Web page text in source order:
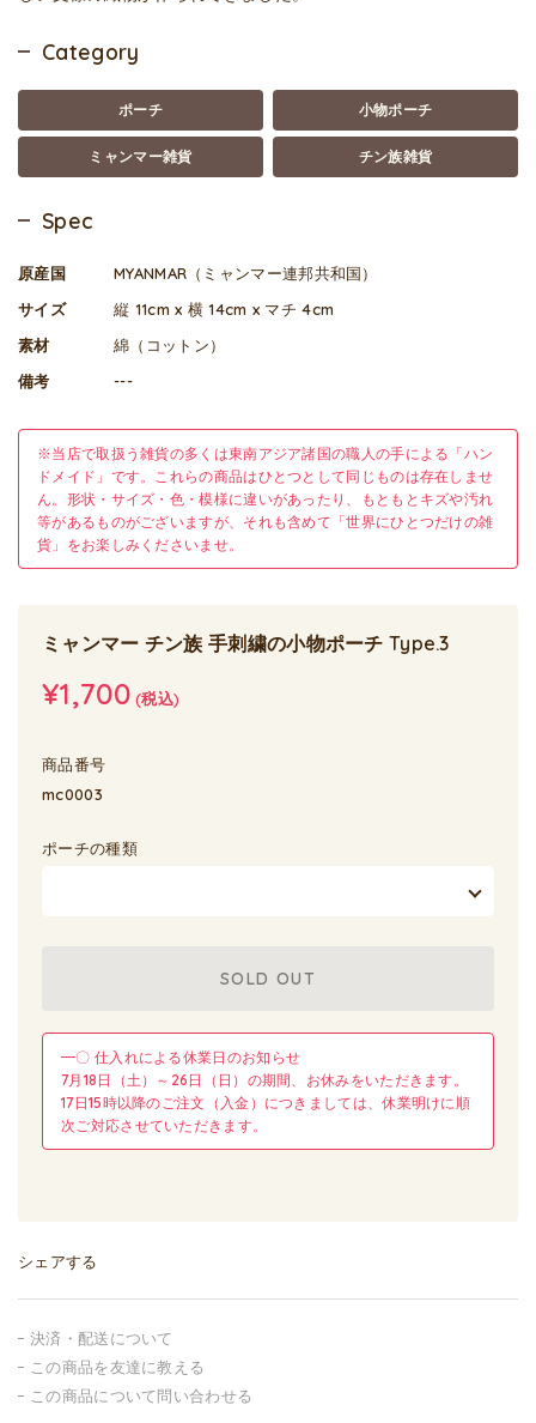
Category
ポーチ 小物ポーチ
ミャンマー雑貨 チン族雑貨
Spec
原産国
MYANMAR（ミャンマー連邦共和国）
サイズ
縦 11cm x 横 14cm x マチ 4cm
素材
綿（コットン）
備考
---
※当店で取扱う雑貨の多くは東南アジア諸国の職人の手による「ハン
ドメイド」です。これらの商品はひとつとして同じものは存在しませ
ん。形状・サイズ・色・模様に違いがあったり、もともとキズや汚れ
等があるものがございますが、それも含めて「世界にひとつだけの雑
貨」をお楽しみくださいませ。
ミャンマー チン族 手刺繍の小物ポーチ Type.3
¥1,700(税込)
商品番号
mc0003
ポーチの種類
SOLD OUT
━〇 仕入れによる休業日のお知らせ
7月18日（土）～26日（日）の期間、お休みをいただきます。
17日15時以降のご注文（入金）につきましては、休業明けに順
次ご対応させていただきます。
シェアする
決済・配送について
この商品を友達に教える
この商品について問い合わせる